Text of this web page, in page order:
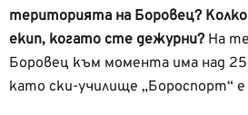
територията на Боровец?
екип, когато сте дежурни?На
Боровец към момента има над
като ски-училище „Бороспорт“